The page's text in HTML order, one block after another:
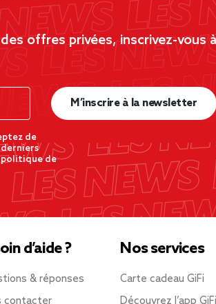
offres privées, inscrivez-vous
de
politique de
M’inscrire à la newsletter
d’aide ?
& réponses
contacter
Nos services
Carte cadeau GiFi
Découvrez l’app GiFi